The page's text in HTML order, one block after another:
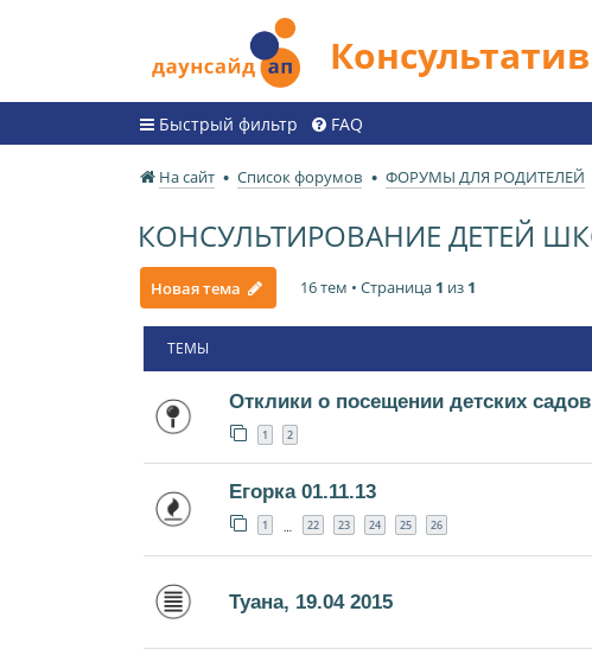
Быстрый фильтр FAQ
На сайт Список форумов ФОРУМЫ ДЛЯ РОДИТЕЛЕЙ
КОНСУЛЬТИРОВАНИЕ ДЕТЕЙ
Новая тема 16 тем • Страница 1 из 1
ТЕМЫ
Отклики о посещении детских
1 2
Егорка 01.11.13
1 22 23 24 25 26
Туана, 19.04 2015